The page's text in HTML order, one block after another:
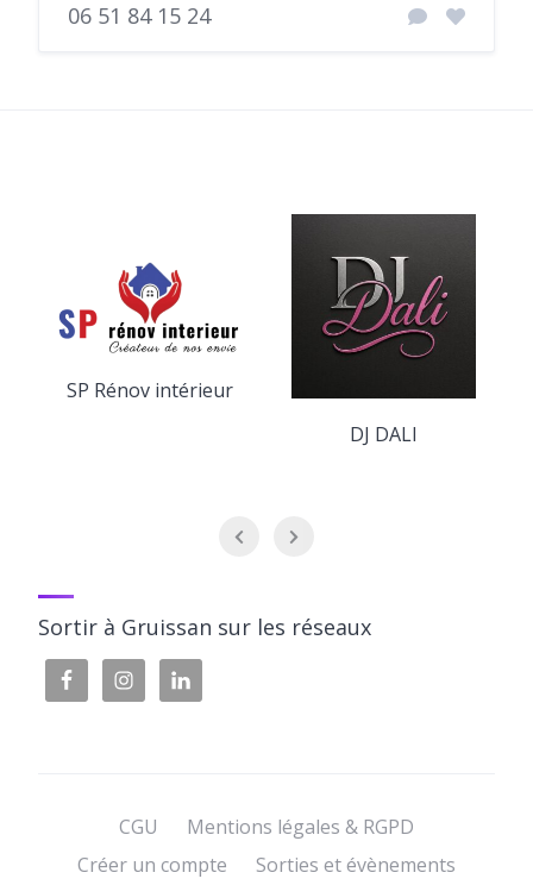
06 51 84 15 24
SP Rénov intérieur
DJ DALI
Sortir à Gruissan sur les réseaux
CGU
Mentions légales & RGPD
Créer un compte
Sorties et évènements